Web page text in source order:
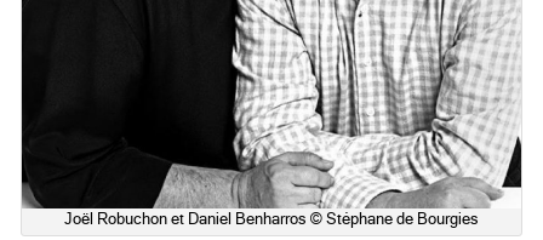
Joël Robuchon et Daniel Benharros © Stéphane de Bourgies